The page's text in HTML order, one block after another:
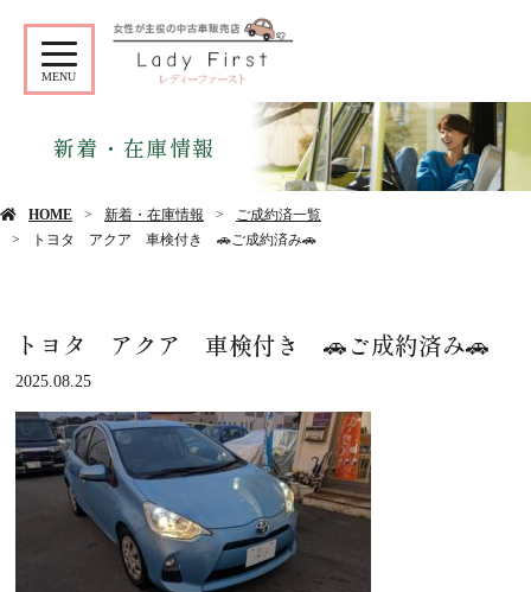
MENU
新着・在庫情報
HOME 新着・在庫情報
ご成約済一覧
トヨタ アクア 車検付き 🚗ご成約済み🚗
トヨタ アクア 車検付き 🚗ご成約済み🚗
2025.08.25